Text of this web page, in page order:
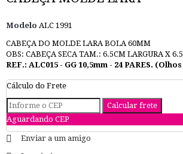
Modelo ALC 1991
CABEÇA DO MOLDE LARA BOLA 60MM
OBS: CABEÇA SECA TAM.: 6.5CM LARGURA X
REF.: ALC015 - GG 10,5mm - 24 PARES.
Cálculo do Frete
Aguardando CEP
Enviar a um amigo